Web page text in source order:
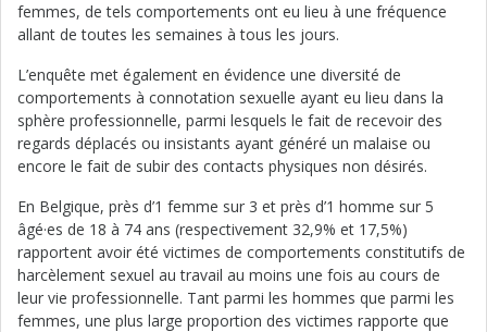
femmes, de tels comportements ont eu lieu à une fréquence
allant de toutes les semaines à tous les jours.
L’enquête met également en évidence une diversité de
comportements à connotation sexuelle ayant eu lieu dans la
sphère professionnelle, parmi lesquels le fait de recevoir des
regards déplacés ou insistants ayant généré un malaise ou
encore le fait de subir des contacts physiques non désirés.
En Belgique, près d’1 femme sur 3 et près d’1 homme sur 5
âgé·es de 18 à 74 ans (respectivement 32,9% et 17,5%)
rapportent avoir été victimes de comportements constitutifs de
harcèlement sexuel au travail au moins une fois au cours de
leur vie professionnelle. Tant parmi les hommes que parmi les
femmes, une plus large proportion des victimes rapporte que